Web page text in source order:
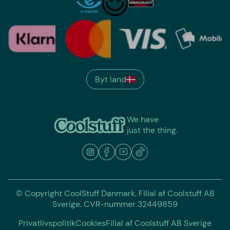
We have
just the thing.
Byt land
© Copyright CoolStuff Danmark. Filial af Coolstuff AB
Sverige. CVR-nummer 32449859
PrivatlivspolitikCookiesFilial af Coolstuff AB Sverige